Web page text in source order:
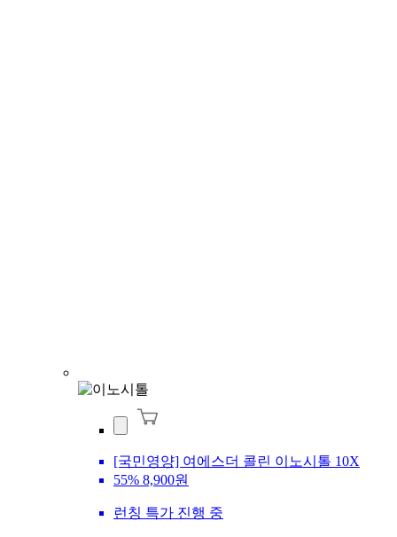
[국민영양] 여에스더 콜린 이노시톨 10X
55% 8,900원
런칭 특가 진행 중